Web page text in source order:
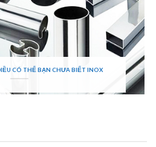
CÓ THỂ BẠN CHƯA BIẾT INOX